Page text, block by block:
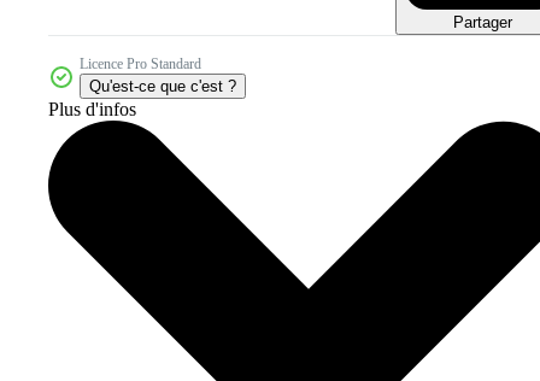
Partager
Licence Pro Standard
Qu'est-ce que c'est ?
Plus d'infos